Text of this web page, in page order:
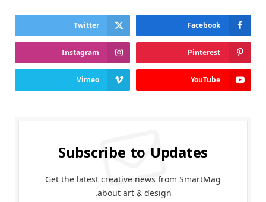
Facebook
Twitter
Pinterest
Instagram
YouTube
Vimeo
Subscribe to Updates
Get the latest creative news from SmartMag
about art & design.